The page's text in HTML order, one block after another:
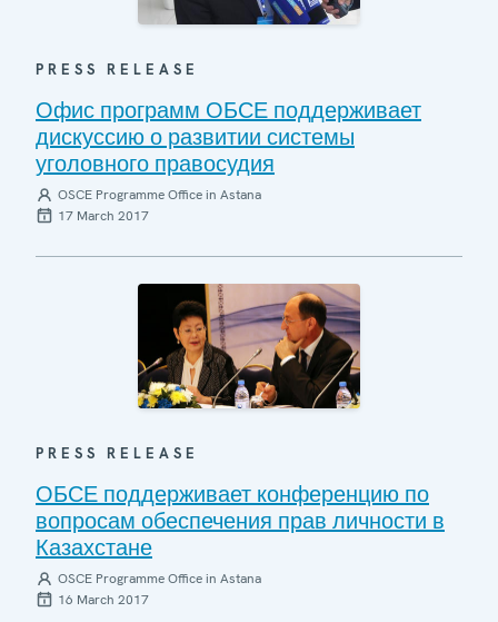
PRESS RELEASE
Офис программ ОБСЕ поддерживает
дискуссию о развитии системы
уголовного правосудия
OSCE Programme Office in Astana
17 March 2017
PRESS RELEASE
ОБСЕ поддерживает конференцию по
вопросам обеспечения прав личности в
Казахстане
OSCE Programme Office in Astana
16 March 2017